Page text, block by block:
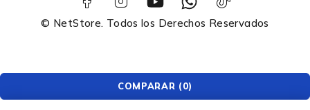
© NetStore. Todos los Derechos Reservados
COMPARAR (0)